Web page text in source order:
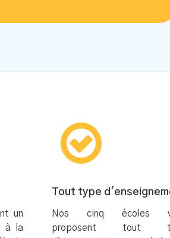
un
à la
Tout type
Nos cinq écoles
proposent tout